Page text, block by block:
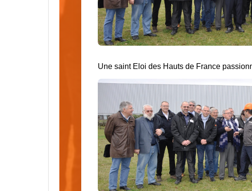
Une saint Eloi des Hauts de France